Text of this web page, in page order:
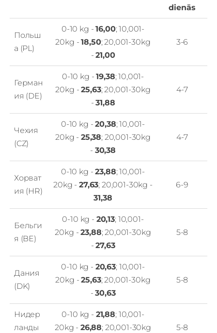
dienās
Польш
а (PL)
0-10 kg -16,00; 10,001-
20kg -18,50; 20,001-30kg
-21,00
3-6
Герман
ия (DE)
0-10 kg -19,38; 10,001-
20kg -25,63; 20,001-30kg
-31,88
4-7
Чехия
(CZ)
0-10 kg -20,38; 10,001-
20kg - 25,38; 20,001-30kg
- 30,38
4-7
Хорват
ия (HR)
0-10 kg -23,88; 10,001-
20kg -27,63; 20,001-30kg -
31,38
6-9
Бельги
я (BE)
0-10 kg - 20,13; 10,001-
20kg -23,88; 20,001-30kg
-27,63
5-8
Дания
(DK)
0-10 kg - 20,63; 10,001-
20kg -25,63; 20,001-30kg
-30,63
5-8
Нидер
ланды
0-10 kg - 21,88; 10,001-
20kg - 26,88; 20,001-30kg
5-8